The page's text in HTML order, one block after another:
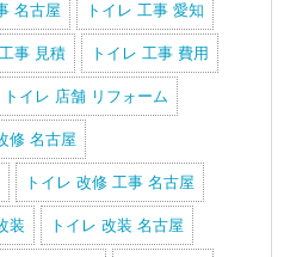
名古屋 トイレ 工事 愛知
事 見積 トイレ 工事 費用
トイレ 店舗 リフォーム
修 名古屋
トイレ 改修 工事 名古屋
装 トイレ 改装 名古屋